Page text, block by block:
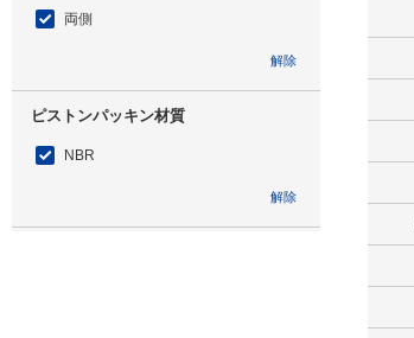
両側
解除
ピストンパッキン材質
NBR
解除